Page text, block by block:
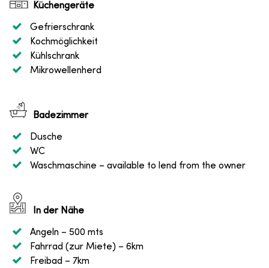
Küchengeräte
Gefrierschrank
Kochmöglichkeit
Kühlschrank
Mikrowellenherd
Badezimmer
Dusche
WC
Waschmaschine – available to lend from the owner
In der Nähe
Angeln – 500 mts
Fahrrad (zur Miete) – 6km
Freibad – 7km